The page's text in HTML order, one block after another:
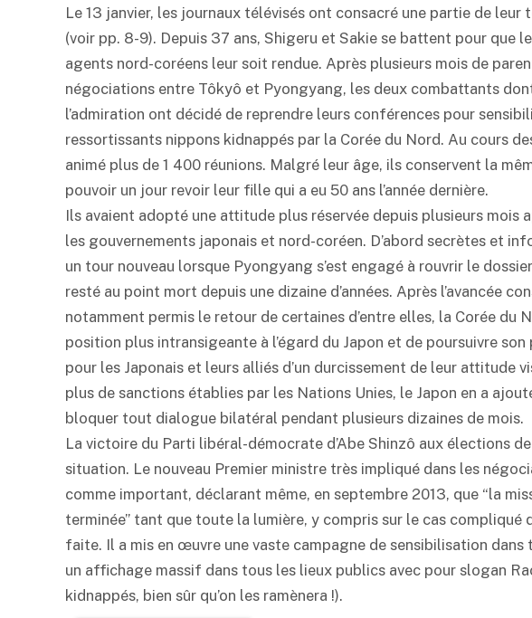
Le 13 janvier, les journaux télévisés ont consacré une partie de leur
(voir pp. 8-9). Depuis 37 ans, Shigeru et Sakie se battent pour que
agents nord-coréens leur soit rendue. Après plusieurs mois de
négociations entre Tôkyô et Pyongyang, les deux combattants
l’admiration ont décidé de reprendre leurs conférences pour
ressortissants nippons kidnappés par la Corée du Nord. Au cours
animé plus de 1 400 réunions. Malgré leur âge, ils conservent la
pouvoir un jour revoir leur fille qui a eu 50 ans l’année dernière.
Ils avaient adopté une attitude plus réservée depuis plusieurs mois
les gouvernements japonais et nord-coréen. D’abord secrètes et
un tour nouveau lorsque Pyongyang s’est engagé à rouvrir le
resté au point mort depuis une dizaine d’années. Après l’avancée
notamment permis le retour de certaines d’entre elles, la Corée du
position plus intransigeante à l’égard du Japon et de poursuivre
pour les Japonais et leurs alliés d’un durcissement de leur attitude
plus de sanctions établies par les Nations Unies, le Japon en a
bloquer tout dialogue bilatéral pendant plusieurs dizaines de mois.
La victoire du Parti libéral-démocrate d’Abe Shinzô aux élections
situation. Le nouveau Premier ministre très impliqué dans les
comme important, déclarant même, en septembre 2013, que “la
terminée” tant que toute la lumière, y compris sur le cas compliqué
faite. Il a mis en œuvre une vaste campagne de sensibilisation dans
un affichage massif dans tous les lieux publics avec pour slogan
kidnappés, bien sûr qu’on les ramènera !).